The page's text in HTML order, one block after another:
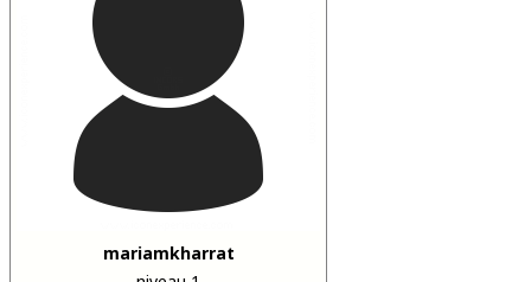
mariamkharrat